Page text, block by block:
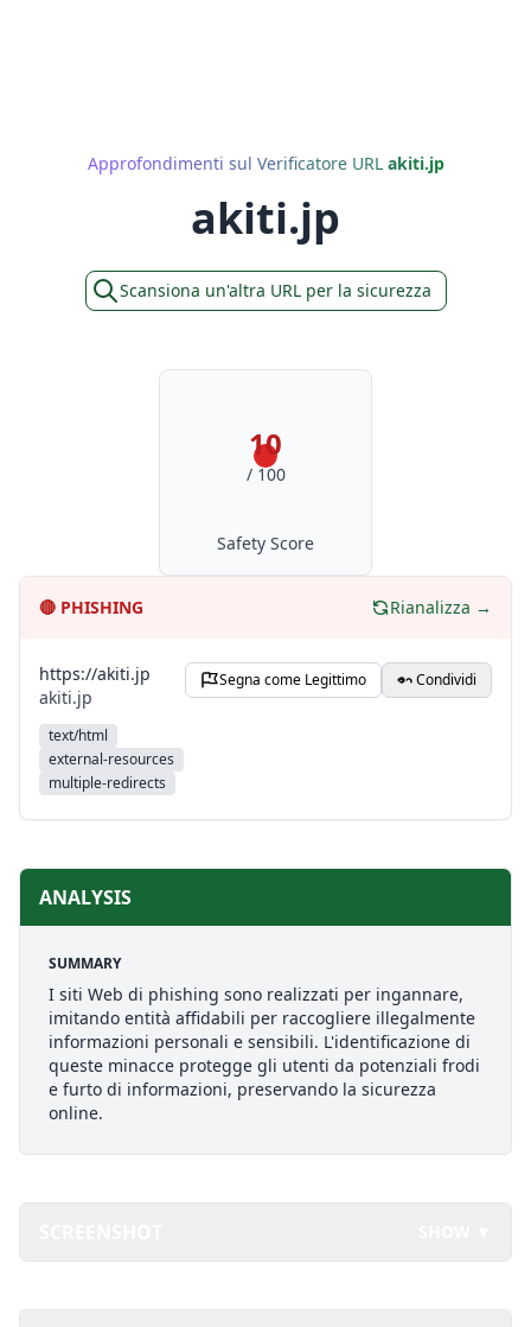
Approfondimenti sul Verificatore URL akiti.jp
akiti.jp
Scansiona un'altra URL per la sicurezza
10
/ 100
Safety Score
🔴 PHISHING Rianalizza →
https://akiti.jp
akiti.jp
text/html
external-resources
multiple-redirects
Segna come Legittimo Condividi
ANALYSIS
SUMMARY
I siti Web di phishing sono realizzati per ingannare,
imitando entità affidabili per raccogliere illegalmente
informazioni personali e sensibili. L'identificazione di
queste minacce protegge gli utenti da potenziali frodi
e furto di informazioni, preservando la sicurezza
online.